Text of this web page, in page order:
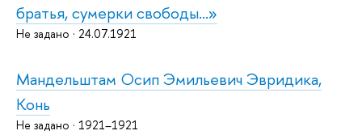
братья, сумерки свободы...»
Не задано · 24.07.1921
Мандельштам Осип Эмильевич Эвридика,
Конь
Не задано · 1921–1921